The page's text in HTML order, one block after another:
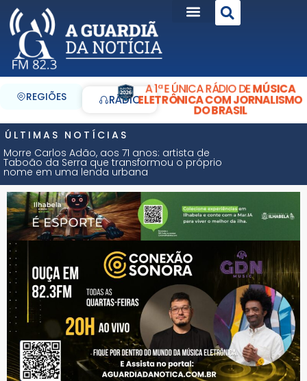
REGIÕES RÁDIO
A 1ª E ÚNICA RÁDIO DEMÚSICA
ELETRÔNICA COM JORNALISMO
DO BRASIL
ÚLTIMAS NOTÍCIAS
Morre Carlos Adão, aos 71 anos: artista de
Taboão da Serra que transformou o próprio
nome em uma lenda urbana